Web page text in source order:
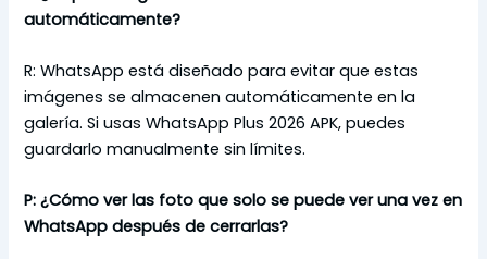
automáticamente?
R: WhatsApp está diseñado para evitar que estas
imágenes se almacenen automáticamente en la
galería. Si usas WhatsApp Plus 2026 APK, puedes
guardarlo manualmente sin límites.
P:¿Cómo ver las foto que solo se puede ver una vez en
WhatsApp después de cerrarlas?